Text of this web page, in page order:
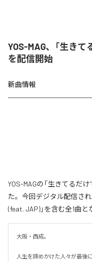
YOS-MAG、「生き
を配信開始
新曲情報
YOS-MAGの「生きてるだ
た。今回デジタル配信さ
(feat. JAP)」を含む全1曲と
大阪・西成。
人生を諦めかけた人々が最後